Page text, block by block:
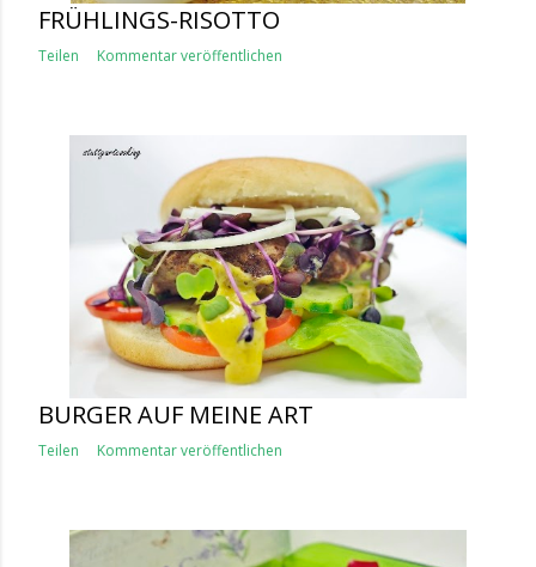
FRÜHLINGS-RISOTTO
Teilen Kommentar veröffentlichen
BURGER AUF MEINE ART
Teilen Kommentar veröffentlichen